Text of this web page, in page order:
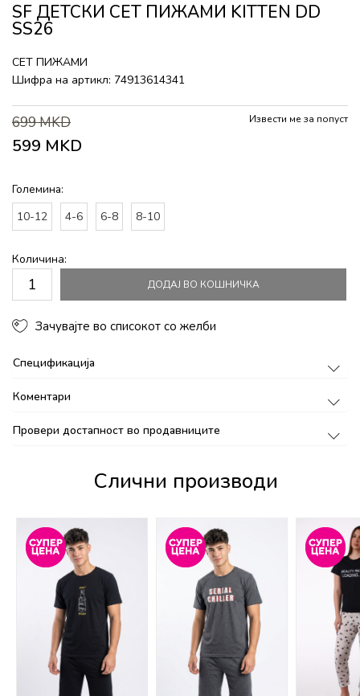
SF ДЕТСКИ СЕТ ПИЖАМИ KITTEN DD
SS26
СЕТ ПИЖАМИ
Шифра на артикл: 74913614341
699MKD
599 MKD
Извести ме за попуст
Големина:
10-12
4-6 6-8 8-10
Количина:
ДОДАЈ ВО КОШНИЧКА
Зачувајте во списокот со желби
Спецификација
Коментари
Провери достапност во продавниците
Слични производи